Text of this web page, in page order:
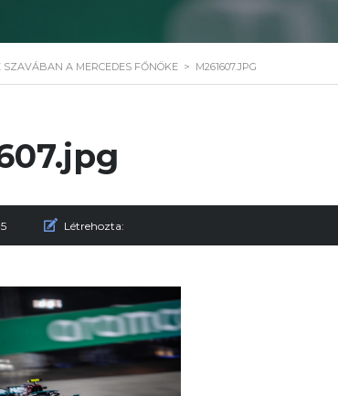
SZAVÁBAN A MERCEDES FŐNÖKE > M261607.JPG
Létrehozta: